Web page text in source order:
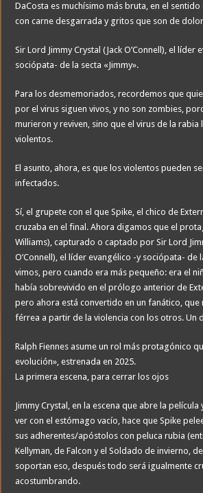
DaCosta es muchísimo más bruta, en el
con carne desgarrada y gritos que son de
Sir Lord Jimmy Crystal (Jack O’Connell), el líder
sociópata- de la secta «Jimmy».
Para los desmemoriados, recordemos que
por el virus siguen vivos, y no son zombies,
murieron y reviven, sino que el virus de la rabia
violentos.
El asunto, ahora, es que los violentos pueden
infectados.
Sí, el grupete con el que Spike, el chico de
cruzaba en el final. Ahora digamos que el
Williams), capturado o captado por Sir Lord
O’Connell), el líder evangélico -y sociópata- de
vimos, pero cuando era más pequeño: era el
había sobrevivido en el prólogo anterior de
pero ahora está convertido en un fanático, que
férrea a partir de la violencia con los otros. Un
Ralph Fiennes asume un rol más protagónico
evolución», estrenada en 2025.
La primera escena, para cerrar los ojos
Jimmy Crystal, en la escena que abre la
ver con el estómago vacío, hace que Spike
sus adherentes/apóstolos con peluca rubia
Kellyman, de Falcon y el Soldado de invierno,
soportan eso, después todo será igualmente
acostumbrando.